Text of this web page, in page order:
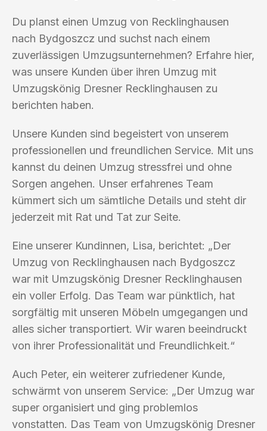
Du planst einen Umzug von Recklinghausen
nach Bydgoszcz und suchst nach einem
zuverlässigen Umzugsunternehmen? Erfahre hier,
was unsere Kunden über ihren Umzug mit
Umzugskönig Dresner Recklinghausen zu
berichten haben.
Unsere Kunden sind begeistert von unserem
professionellen und freundlichen Service. Mit uns
kannst du deinen Umzug stressfrei und ohne
Sorgen angehen. Unser erfahrenes Team
kümmert sich um sämtliche Details und steht dir
jederzeit mit Rat und Tat zur Seite.
Eine unserer Kundinnen, Lisa, berichtet: „Der
Umzug von Recklinghausen nach Bydgoszcz
war mit Umzugskönig Dresner Recklinghausen
ein voller Erfolg. Das Team war pünktlich, hat
sorgfältig mit unseren Möbeln umgegangen und
alles sicher transportiert. Wir waren beeindruckt
von ihrer Professionalität und Freundlichkeit.“
Auch Peter, ein weiterer zufriedener Kunde,
schwärmt von unserem Service: „Der Umzug war
super organisiert und ging problemlos
vonstatten. Das Team von Umzugskönig Dresner